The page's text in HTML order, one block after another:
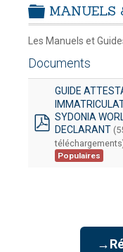
-mardi, 14
folder
MANUELS
Les Manuels et
Documents
pdf
GUIDE
SYDONIA
DECLARANT
Populaires